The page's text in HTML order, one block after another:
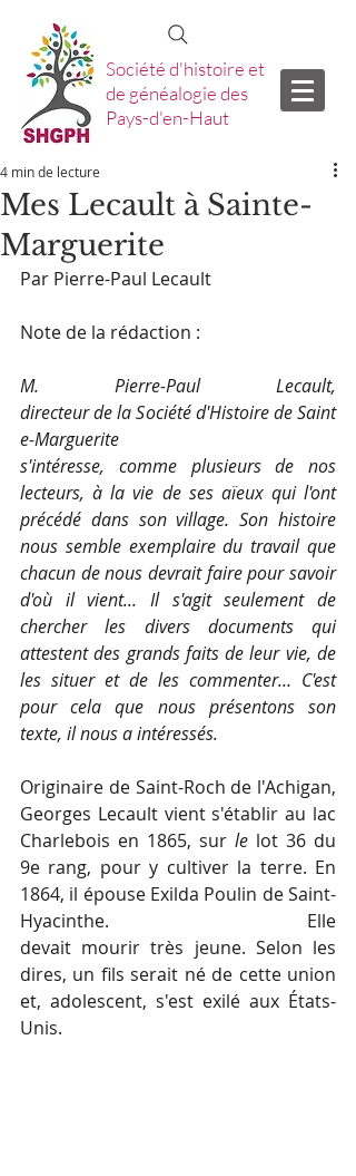
Société d'histoire et
de généalogie des
Pays-d'en-Haut
Mes Lecault à Sainte-
Marguerite
4 min de lecture
Par Pierre-Paul Lecault
Note de la rédaction :
M. Pierre-Paul Lecault,
directeur de la Société d'Histoire de Saint
e-Marguerite
s'intéresse, comme plusieurs de nos
lecteurs, à la vie de ses aïeux qui l'ont
précédé dans son village. Son histoire
nous semble exemplaire du travail que
chacun de nous devrait faire pour savoir
d'où il vient... Il s'agit seulement de
chercher les divers documents qui
attestent des grands faits de leur vie, de
les situer et de les commenter… C'est
pour cela que nous présentons son
texte, il nous a intéressés.
Originaire de Saint-Roch de l'Achigan,
Georges Lecault vient s'établir au lac
Charlebois en 1865, sur le lot 36 du
9e rang, pour y cultiver la terre. En
1864, il épouse Exilda Poulin de Saint-
Hyacinthe. Elle
devait mourir très jeune. Selon les
dires, un fils serait né de cette union
et, adolescent, s'est exilé aux États-
Unis.